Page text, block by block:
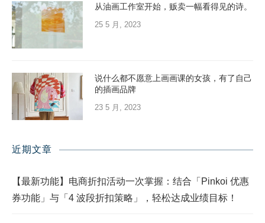
从油画工作室开始，贩卖一幅看得见的诗。
25 5 月, 2023
说什么都不愿意上画画课的女孩，有了自己
的插画品牌
23 5 月, 2023
近期文章
【最新功能】电商折扣活动一次掌握：结合「Pinkoi 优惠
券功能」与「4 波段折扣策略」，轻松达成业绩目标！